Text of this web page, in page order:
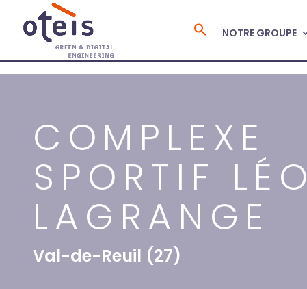
SearchNOTRE GROUPE
COMPLEXE
SPORTIF LÉO
LAGRANGE
Val-de-Reuil (27)